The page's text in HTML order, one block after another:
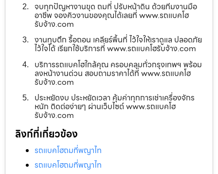
จบทุกปัญหางานขุด ถมที่ ปรับหน้าดิน ด้วยทีมงานมือ
อาชีพ จองคิวงานของคุณได้เลยที่ www.รถแบคโฮ
รับจ้าง.com
งานทุบตึก รื้อถอน เคลียร์พื้นที่ ไว้ใจให้เราดูแล ปลอดภัย
ไว้ใจได้ เรียกใช้บริการที่ www.รถแบคโฮรับจ้าง.com
บริการรถแบคโฮใกล้คุณ ครอบคลุมทั่วกรุงเทพฯ พร้อม
ลงหน้างานด่วน สอบถามราคาได้ที่ www.รถแบคโฮ
รับจ้าง.com
ประหยัดงบ ประหยัดเวลา คุ้มค่าทุกการเช่าเครื่องจักร
หนัก ติดต่อง่ายๆ ผ่านเว็บไซต์ www.รถแบคโฮ
รับจ้าง.com
ลิงก์ที่เกี่ยวข้อง
รถแบคโฮถมที่พญาไท
รถแบคโฮถมที่พญาไท